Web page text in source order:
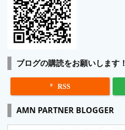
ブログの購読をお願いします！
 RSS
AMN PARTNER BLOGGER